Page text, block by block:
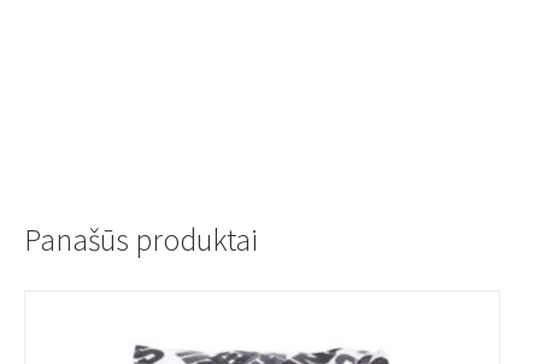
Panašūs produktai